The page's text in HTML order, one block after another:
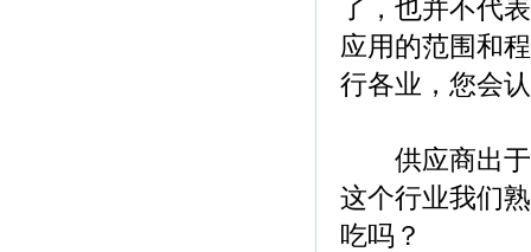
了，也并不代
应用的范围和
行各业，您会
供应商出于
这个行业我们
吃吗？